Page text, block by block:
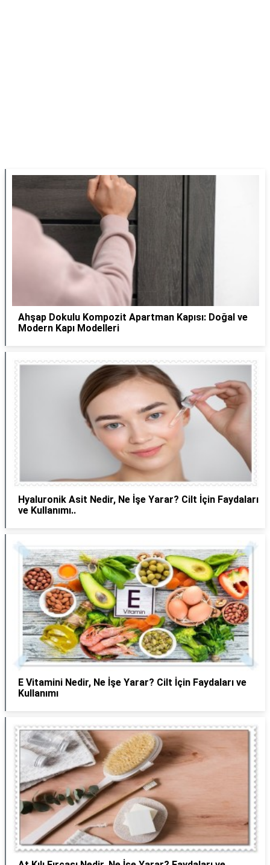
Ahşap Dokulu Kompozit Apartman Kapısı: Doğal ve
Modern Kapı Modelleri
Hyaluronik Asit Nedir, Ne İşe Yarar? Cilt İçin Faydaları
ve Kullanımı..
E Vitamini Nedir, Ne İşe Yarar? Cilt İçin Faydaları ve
Kullanımı